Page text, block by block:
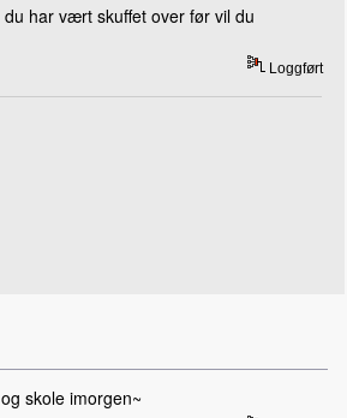
har vært skuffet over før vil du
Loggført
skole imorgen~